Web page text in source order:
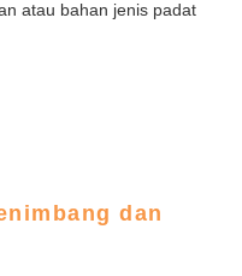
atau bahan jenis padat
dan